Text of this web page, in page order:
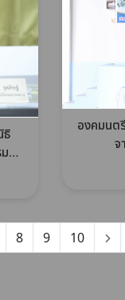
ธิ
องคมนต
จ
8 9 10